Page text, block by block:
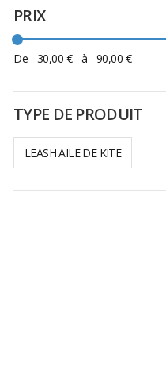
PRIX
De 30,00 € à 90,00 €
TYPE DE PRODUIT
LEASH AILE DE KITE